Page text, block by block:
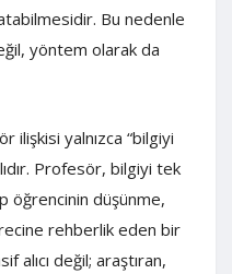
Bu nedenle
yöntem olarak da
yalnızca “bilgiyi
Profesör, bilgiyi tek
öğrencinin düşünme,
rehberlik eden bir
alıcı değil; araştıran,